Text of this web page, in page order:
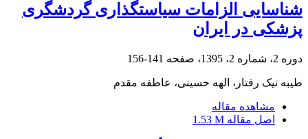
شناسایی الزامات سیاستگذاری گردشگری
پزشکی در ایران
دوره 2، شماره 2، 1395، صفحه 141-156
طیبه نیک رفتار، الهه حسینی، عاطفه مقدم
مشاهده مقاله
اصل مقاله 1.53 M